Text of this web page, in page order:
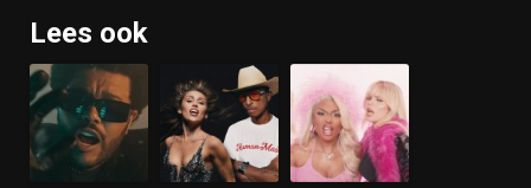
Lees ook